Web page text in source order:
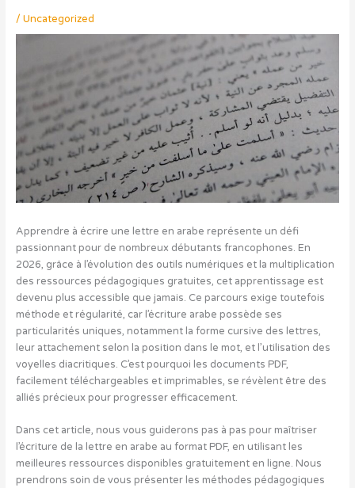
/ Uncategorized
Apprendre à écrire une lettre en arabe représente un défi
passionnant pour de nombreux débutants francophones. En
2026, grâce à l’évolution des outils numériques et la multiplication
des ressources pédagogiques gratuites, cet apprentissage est
devenu plus accessible que jamais. Ce parcours exige toutefois
méthode et régularité, car l’écriture arabe possède ses
particularités uniques, notamment la forme cursive des lettres,
leur attachement selon la position dans le mot, et l’utilisation des
voyelles diacritiques. C’est pourquoi les documents PDF,
facilement téléchargeables et imprimables, se révèlent être des
alliés précieux pour progresser efficacement.
Dans cet article, nous vous guiderons pas à pas pour maîtriser
l’écriture de la lettre en arabe au format PDF, en utilisant les
meilleures ressources disponibles gratuitement en ligne. Nous
prendrons soin de vous présenter les méthodes pédagogiques